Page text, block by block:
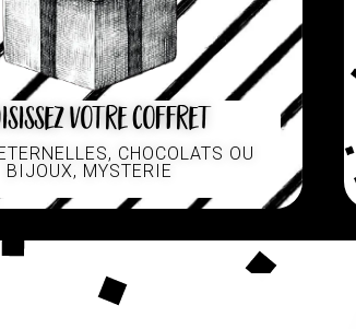
votre coffret
CHOCOLATS OU
BIJOUX, MYSTERIE